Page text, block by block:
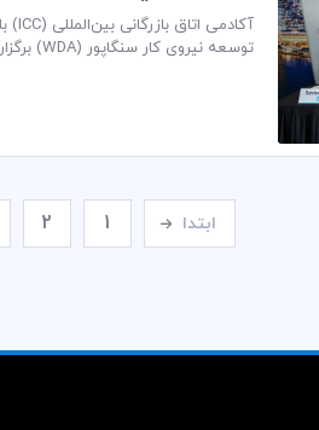
توسعه نیروی کار سنگاپور (WDA) برگزار خواهد شد، همکاری می‌کند.
ابتدا 1
2